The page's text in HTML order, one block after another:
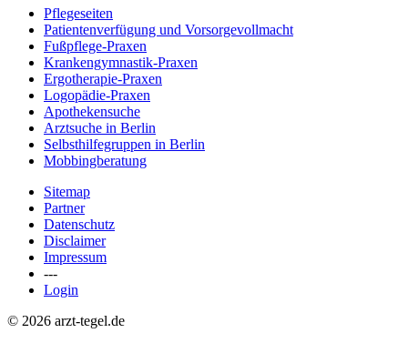
Pflegeseiten
Patientenverfügung und Vorsorgevollmacht
Fußpflege-Praxen
Krankengymnastik-Praxen
Ergotherapie-Praxen
Logopädie-Praxen
Apothekensuche
Arztsuche in Berlin
Selbsthilfegruppen in Berlin
Mobbingberatung
Sitemap
Partner
Datenschutz
Disclaimer
Impressum
---
Login
© 2026 arzt-tegel.de